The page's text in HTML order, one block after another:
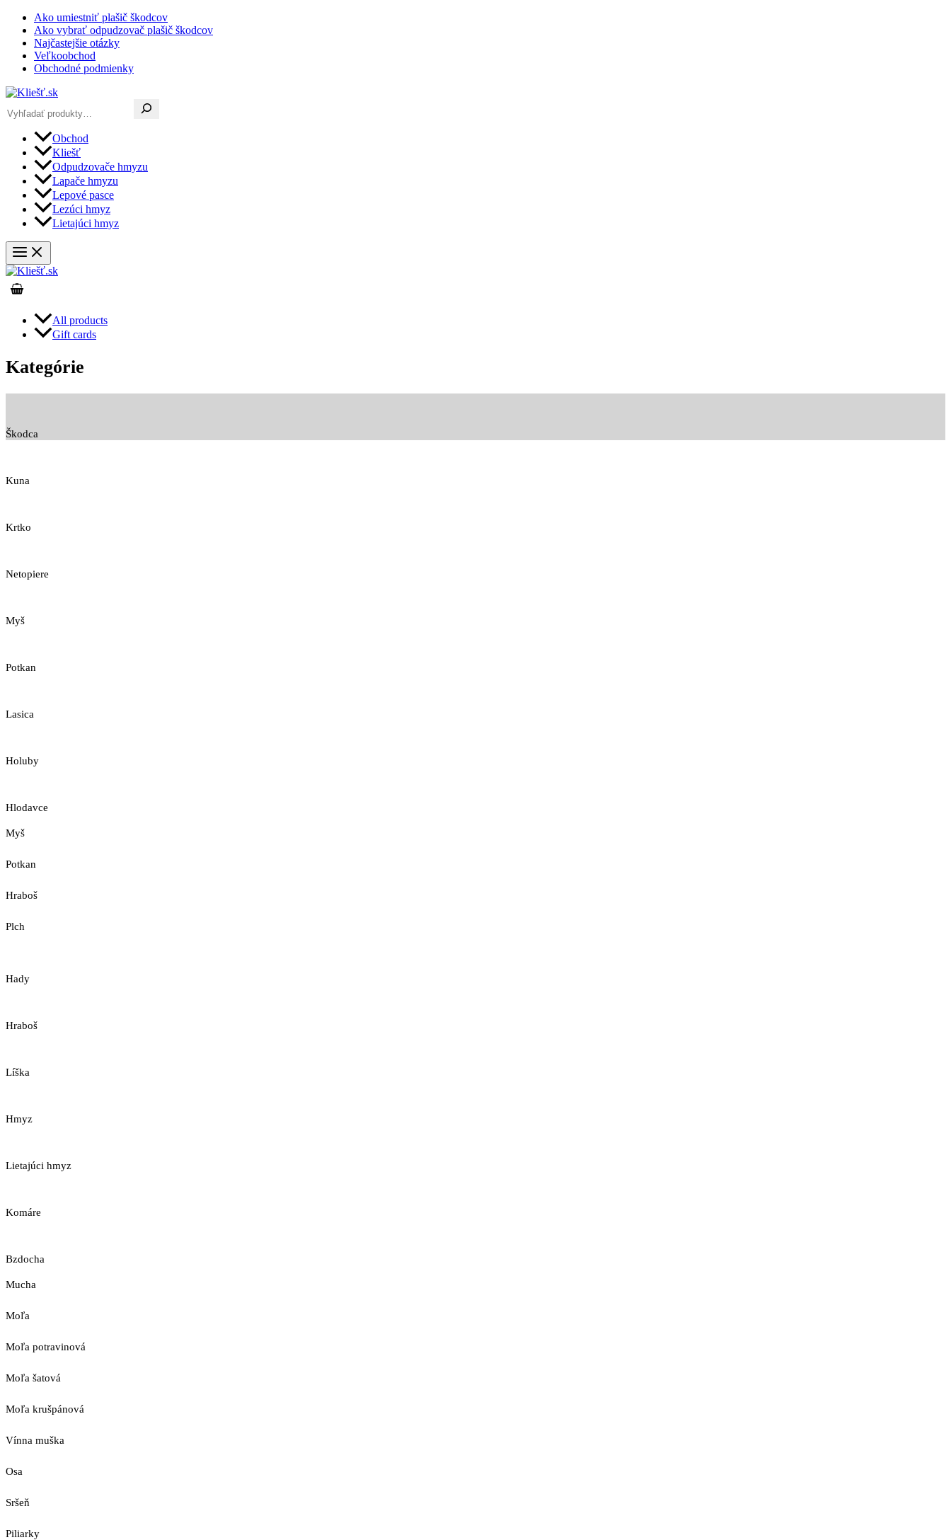
Preskočiť
obsah
Ako umiestniť plašič škodcov
Ako vybrať odpudzovač plašič škodcov
Najčastejšie otázky
Veľkoobchod
Obchodné podmienky
Obchod
Kliešť
Odpudzovače hmyzu
Lapače hmyzu
Lepové pasce
Lezúci hmyz
Lietajúci hmyz
All products
Gift cards
Kategórie
Škodca
Kuna
Krtko
Netopiere
Myš
Potkan
Lasica
Holuby
Hlodavce
Myš
Potkan
Hraboš
Plch
Hady
Hraboš
Líška
Hmyz
Lietajúci hmyz
Komáre
Bzdocha
Mucha
Moľa
Moľa potravinová
Moľa šatová
Moľa krušpánová
Vínna muška
Osa
Sršeň
Piliarky